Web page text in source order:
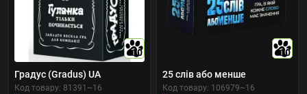
10
Градус (Gradus) UA
Код товару: 81391~16
10
25 слів або менше
Код товару: 106979~16